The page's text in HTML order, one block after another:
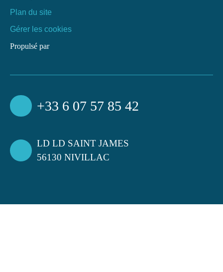
Plan du site
Gérer les cookies
Propulsé par
+33 6 07 57 85 42
LD LD SAINT JAMES
56130 NIVILLAC